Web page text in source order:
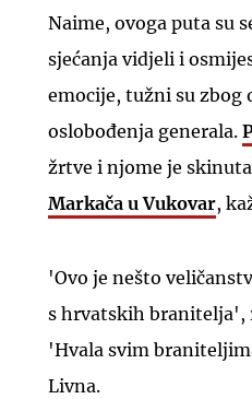
Naime, ovoga puta su
sjećanja vidjeli i
emocije, tužni su
oslobođenja generala.
žrtve i njome je
Markača u Vukovar,
'Ovo je nešto
s hrvatskih branitelja',
'Hvala svim
Livna.